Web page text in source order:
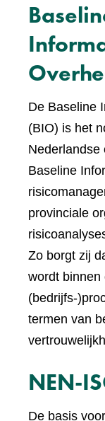
De Baseline
(BIO) is het
Nederlandse
Baseline
provinciale
Zo borgt zij
wordt binnen
(bedrijfs-
termen van
NEN-
De basis